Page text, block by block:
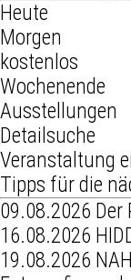
Heute
Morgen
kostenlos
Wochenende
Ausstellungen
Detailsuche
Veranstaltung
Tipps für die
09.08.2026
16.08.2026
19.08.2026